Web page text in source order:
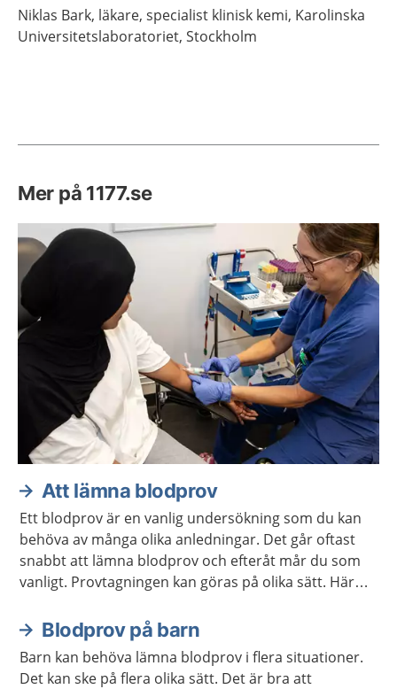
Niklas Bark, läkare, specialist klinisk kemi, Karolinska
Universitetslaboratoriet, Stockholm
Mer på 1177.se
Att lämna blodprov
Ett blodprov är en vanlig undersökning som du kan
behöva av många olika anledningar. Det går oftast
snabbt att lämna blodprov och efteråt mår du som
vanligt. Provtagningen kan göras på olika sätt. Här
Blodprov på barn
Barn kan behöva lämna blodprov i flera situationer.
Det kan ske på flera olika sätt. Det är bra att